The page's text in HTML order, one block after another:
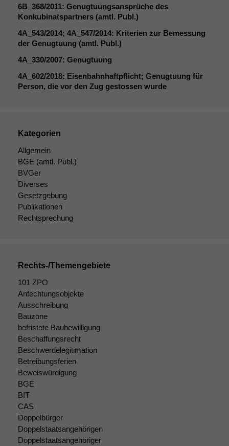
6B_368/2011: Genugtuungsansprüche des
Konkubinatspartners (amtl. Publ.)
4A_543/2014; 4A_547/2014: Kriterien zur Bemessung
der Genugtuung (amtl. Publ.)
4A_330/2007: Genugtuung
4A_602/2018: Eisenbahnhaftpflicht; Genugtuung für
Person, die vor den Zug gestossen wurde
Kategorien
Allgemein
BGE (amtl. Publ.)
BVGer
Diverses
Gesetzgebung
Publikationen
Rechtsprechung
Rechts-/Themengebiete
101 ZPO
Anfechtungsobjekte
Ausschreibung
Bauzone
befristete Baubewilligung
Beschaffungsrecht
Beschwerdelegitimation
Betreibungsferien
Beweiswürdigung
BGE
BIT
CAS
Doppelbürger
Doppelstaatsangehörigen
Doppelstaatsangehöriger